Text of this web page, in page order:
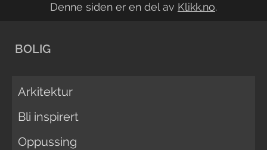
Denne siden er en del av Klikk.no.
BOLIG
Arkitektur
Bli inspirert
Oppussing